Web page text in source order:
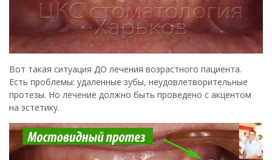
Вот такая ситуация ДО лечения возрастного пациента.
Есть проблемы: удаленные зубы, неудовлетворительные
протезы. Но лечение должно быть проведено с акцентом
на эстетику.